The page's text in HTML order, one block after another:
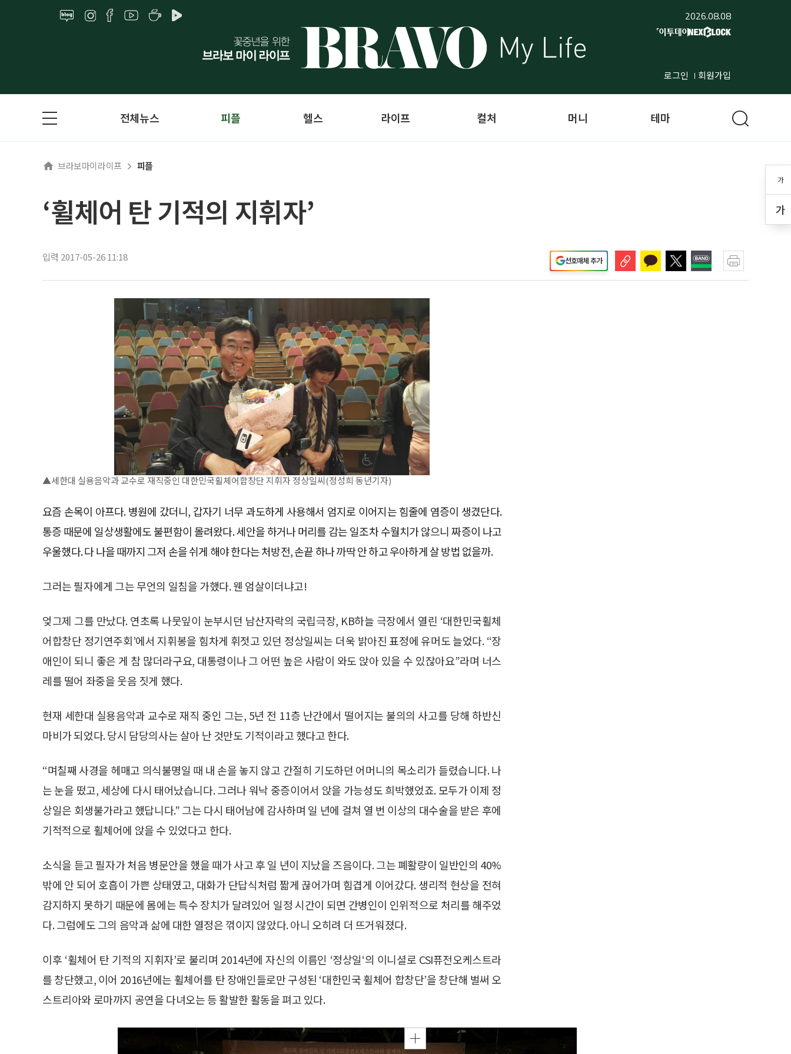
2026.08.08
로그인 회원가입
가
가
전체뉴스 피플 헬스 라이프 컬처 머니 테마
브라보마이라이프 피플
‘휠체어 탄 기적의 지휘자’
입력 2017-05-26 11:18 선호매체 추가
▲세한대 실용음악과 교수로 재직중인 대한민국휠체어합창단 지휘자 정상일씨(정성희 동년기자)
요즘 손목이 아프다. 병원에 갔더니, 갑자기 너무 과도하게 사용해서 엄지로 이어지는 힘줄에 염증이 생겼단다.
통증 때문에 일상생활에도 불편함이 몰려왔다. 세안을 하거나 머리를 감는 일조차 수월치가 않으니 짜증이 나고
우울했다. 다 나을 때까지 그저 손을 쉬게 해야 한다는 처방전, 손끝 하나 까딱 안 하고 우아하게 살 방법 없을까.
그러는 필자에게 그는 무언의 일침을 가했다. 웬 엄살이더냐고!
엊그제 그를 만났다. 연초록 나뭇잎이 눈부시던 남산자락의 국립극장, KB하늘 극장에서 열린 ‘대한민국휠체
어합창단 정기연주회’에서 지휘봉을 힘차게 휘젓고 있던 정상일씨는 더욱 밝아진 표정에 유머도 늘었다. “장
애인이 되니 좋은 게 참 많더라구요, 대통령이나 그 어떤 높은 사람이 와도 앉아 있을 수 있잖아요”라며 너스
레를 떨어 좌중을 웃음 짓게 했다.
현재 세한대 실용음악과 교수로 재직 중인 그는, 5년 전 11층 난간에서 떨어지는 불의의 사고를 당해 하반신
마비가 되었다. 당시 담당의사는 살아 난 것만도 기적이라고 했다고 한다.
“며칠째 사경을 헤매고 의식불명일 때 내 손을 놓지 않고 간절히 기도하던 어머니의 목소리가 들렸습니다. 나
는 눈을 떴고, 세상에 다시 태어났습니다. 그러나 워낙 중증이어서 앉을 가능성도 희박했었죠. 모두가 이제 정
상일은 회생불가라고 했답니다.” 그는 다시 태어남에 감사하며 일 년에 걸쳐 열 번 이상의 대수술을 받은 후에
기적적으로 휠체어에 앉을 수 있었다고 한다.
소식을 듣고 필자가 처음 병문안을 했을 때가 사고 후 일 년이 지났을 즈음이다. 그는 폐활량이 일반인의 40%
밖에 안 되어 호흡이 가쁜 상태였고, 대화가 단답식처럼 짧게 끊어가며 힘겹게 이어갔다. 생리적 현상을 전혀
감지하지 못하기 때문에 몸에는 특수 장치가 달려있어 일정 시간이 되면 간병인이 인위적으로 처리를 해주었
다. 그럼에도 그의 음악과 삶에 대한 열정은 꺾이지 않았다. 아니 오히려 더 뜨거워졌다.
이후 ‘휠체어 탄 기적의 지휘자’로 불리며 2014년에 자신의 이름인 ‘정상일‘의 이니셜로 CSI퓨전오케스트라
를 창단했고, 이어 2016년에는 휠체어를 탄 장애인들로만 구성된 ‘대한민국 휠체어 합창단’을 창단해 벌써 오
스트리아와 로마까지 공연을 다녀오는 등 활발한 활동을 펴고 있다.